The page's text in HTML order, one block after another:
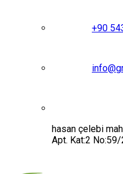
+90
hasan çelebi
Apt. Kat:2